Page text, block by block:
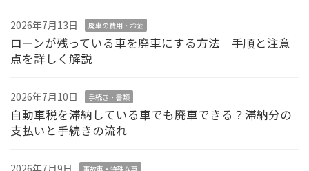
2026年7月13日 廃車の費用・お金
ローンが残っている車を廃車にする方法｜手順と注意
点を詳しく解説
2026年7月10日 手続き・書類
自動車税を滞納している車でも廃車できる？滞納分の
支払いと手続きの流れ
事故車・特殊な車